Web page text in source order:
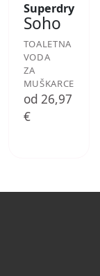
Superdry
Soho
TOALETNA
VODA
ZA
MUŠKARCE
od 26,97
€